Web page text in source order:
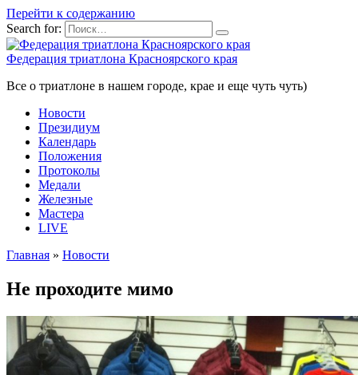
Перейти к содержанию
Search for:
Федерация триатлона Красноярского края
Все о триатлоне в нашем городе, крае и еще чуть чуть)
Новости
Президиум
Календарь
Положения
Протоколы
Медали
Железные
Мастера
LIVE
Главная » Новости
Не проходите мимо